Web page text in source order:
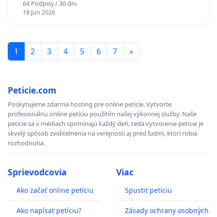
Odôvodnenie:
spracovania lykožrútových kalamít. Z hľadiska ochrany
prírodných zdrojov a procesov je tento prístup chybný –
biotopy hlucháňa a systematicky sa znižujú prietoky
vodných tokov slúžiacich ako zdroj pitnej vody pre Ždiar.
Pripomienka č. 8: Ochrana prírodných procesov a
umožnenie prirodzeného vývoja prírodných
Žiadame explicitne stanoviť ako primárny cieľ zonácie a
projektu ochrany ochranu prírodných procesov a
umožnenie prirodzeného vývoja prírodných
spoločenstiev, nielen statickú ochranu vybraných
64 Podpisy / 30 dni
18 Jun 2026
1 2 3 4 5 6 7 »
Peticie.com
Poskytujeme zdarma hosting pre online petície. Vytvorte
profesionálnu online petíciu použítím našej výkonnej služby. Naše
petície sa v médiach spomínajú každý deň, teda vytvorenie petície je
skvelý spôsob zviditelnenia na verejnosti aj pred ľudmi, ktorí robia
rozhodnutia.
Sprievodcovia
Ako začať online petíciu
Ako napísať petíciu?
Viac
Spustiť petíciu
Zásady ochrany osobných